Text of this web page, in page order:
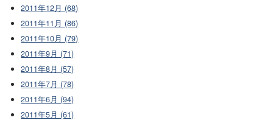
2011年12月 (68)
2011年11月 (86)
2011年10月 (79)
2011年9月 (71)
2011年8月 (57)
2011年7月 (78)
2011年6月 (94)
2011年5月 (61)